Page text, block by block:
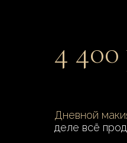
4 400
Дневной
деле всё